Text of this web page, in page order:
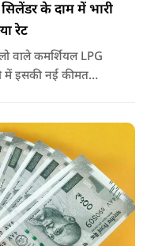
के दाम में भारी
रेट
वाले कमर्शियल LPG
में इसकी नई कीमत